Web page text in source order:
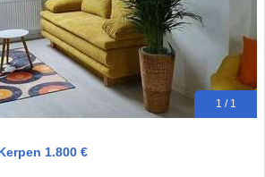
1 / 1
1.800 €